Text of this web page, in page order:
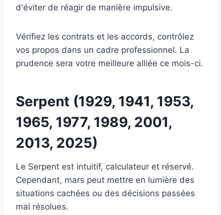
d'éviter de réagir de manière impulsive.
Vérifiez les contrats et les accords, contrôlez
vos propos dans un cadre professionnel. La
prudence sera votre meilleure alliée ce mois-ci.
Serpent (1929, 1941, 1953,
1965, 1977, 1989, 2001,
2013, 2025)
Le Serpent est intuitif, calculateur et réservé.
Cependant, mars peut mettre en lumière des
situations cachées ou des décisions passées
mal résolues.